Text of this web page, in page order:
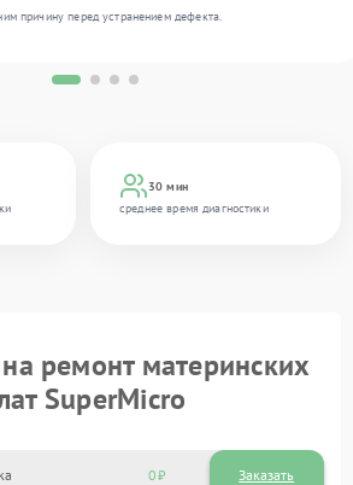
30 мин
среднее время диагностики
причину перед устранением дефекта.
ремонт материнских
SuperMicro
0 Заказать